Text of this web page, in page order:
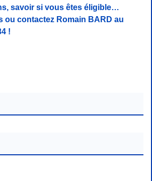
savoir si vous êtes éligible…
ou contactez Romain BARD au
!